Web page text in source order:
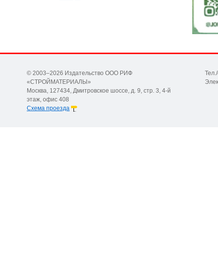
© 2003–2026 Издательство ООО РИФ
«СТРОЙМАТЕРИАЛЫ»
Москва, 127434, Дмитровское шоссе, д. 9, стр. 3, 4-й
этаж, офис 408
Схема проезда